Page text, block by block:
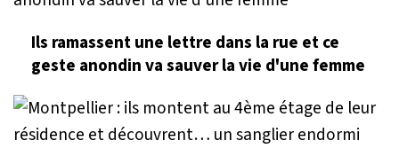
Ils ramassent une lettre dans la rue et ce
geste anondin va sauver la vie d'une femme